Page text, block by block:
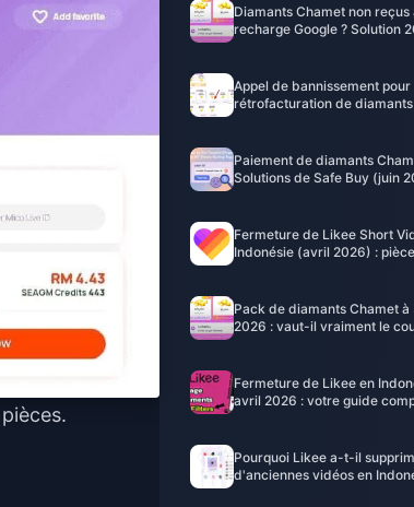
Diamants Chamet non reçus
recharge Google ? Solution
Appel de bannissement pour
rétrofacturation de
Paiement de diamants
Solutions de Safe Buy (juin
Fermeture de Likee Short
Indonésie (avril 2026) :
Pack de diamants Chamet
2026 : vaut-il vraiment le
Fermeture de Likee en
avril 2026 : votre guide
Pourquoi Likee a-t-il
d'anciennes vidéos en